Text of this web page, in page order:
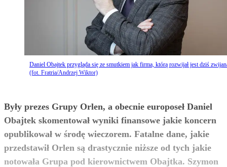
Daniel Obajtek przygląda się ze smutkiem jak firma, którą rozwijał jest dziś
(fot. Fratria/Andrzej Wiktor)
Były prezes Grupy Orlen, a obecnie europoseł Daniel
Obajtek skomentował wyniki finansowe jakie koncern
opublikował w środę wieczorem. Fatalne dane, jakie
przedstawił Orlen są drastycznie niższe od tych jakie
notowała Grupa pod kierownictwem Obajtka. Szymon